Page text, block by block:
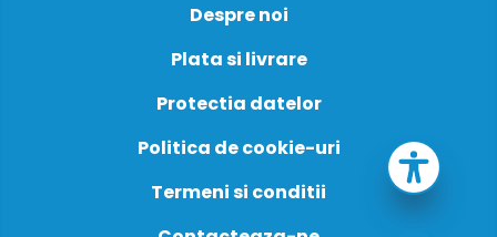
Despre noi
Plata si livrare
Protectia datelor
Politica de cookie-uri
Termeni si conditii